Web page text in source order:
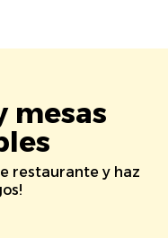
mesas
restaurante y haz